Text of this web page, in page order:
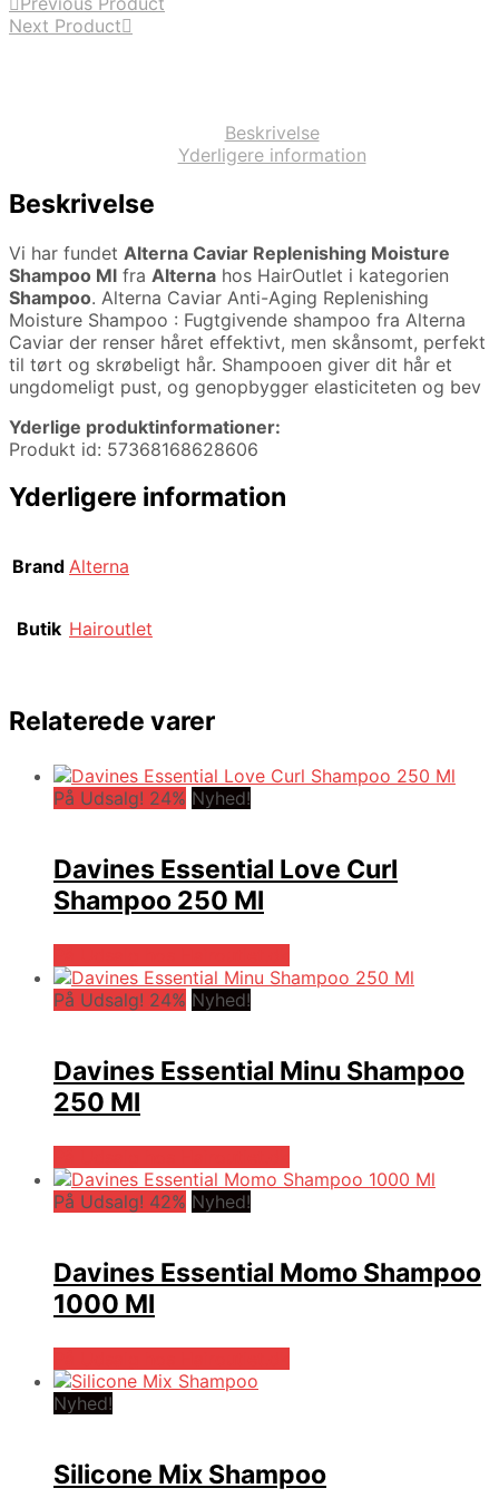
Next Product
Beskrivelse
Yderligere information
Beskrivelse
Vi har fundet Alterna Caviar Replenishing Moisture
Shampoo Ml fra Alterna hos HairOutlet i kategorien
Shampoo. Alterna Caviar Anti-Aging Replenishing
Moisture Shampoo : Fugtgivende shampoo fra Alterna
Caviar der renser håret effektivt, men skånsomt, perfekt
til tørt og skrøbeligt hår. Shampooen giver dit hår et
ungdomeligt pust, og genopbygger elasticiteten og bev
Yderlige produktinformationer:
Produkt id: 57368168628606
Yderligere information
Brand Alterna
Butik Hairoutlet
Relaterede varer
På Udsalg! 24% Nyhed!
Davines Essential Love Curl
Shampoo 250 Ml
På Udsalg! 24% Nyhed!
Davines Essential Minu Shampoo
250 Ml
På Udsalg! 42% Nyhed!
Davines Essential Momo Shampoo
1000 Ml
Nyhed!
Silicone Mix Shampoo